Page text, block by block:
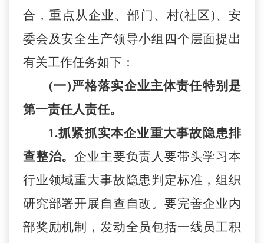
合，重点从企业、部门、村(社区)、安
委会及安全生产领导小组四个层面提出
有关工作任务如下：
(一)严格落实企业主体责任特别是
第一责任人责任。
1.抓紧抓实本企业重大事故隐患排
查整治。企业主要负责人要带头学习本
行业领域重大事故隐患判定标准，组织
研究部署开展自查自改。要完善企业内
部奖励机制，发动全员包括一线员工积